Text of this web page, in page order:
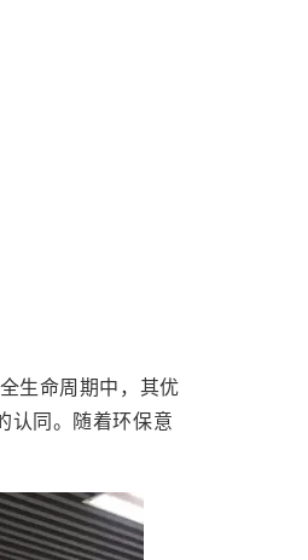
生命周期中，其优
认同。随着环保意